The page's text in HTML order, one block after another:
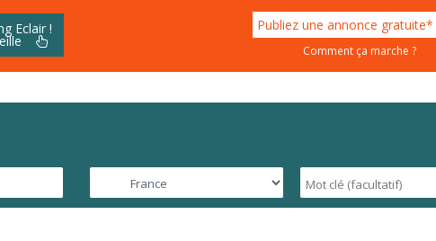
Eclair ! Publiez une annonce gratuite*
Comment ça marche ?